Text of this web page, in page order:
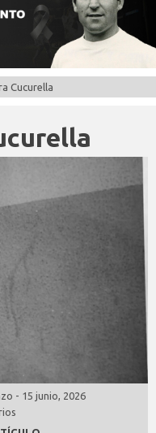
Cucurella
- 15 junio, 2026